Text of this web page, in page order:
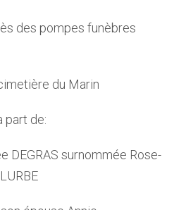
des pompes funèbres
du Marin
part de:
DEGRAS surnommée Rose-